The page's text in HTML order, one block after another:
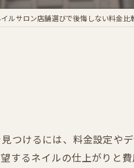
ルサロン店舗選びで後悔しない料金比
つけるには、料金設定や
するネイルの仕上がりと